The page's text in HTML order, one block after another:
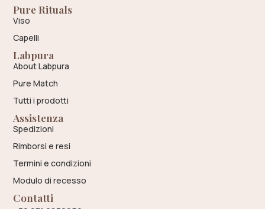
Pure Rituals
Viso
Capelli
Labpura
About Labpura
Pure Match
Tutti i prodotti
Assistenza
Spedizioni
Rimborsi e resi
Termini e condizioni
Modulo di recesso
Contatti